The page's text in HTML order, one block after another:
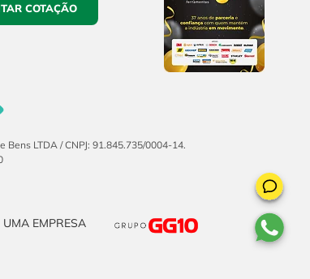
COTAÇÃO
LTDA / CNPJ: 91.845.735/0004-14.
UMA EMPRESA